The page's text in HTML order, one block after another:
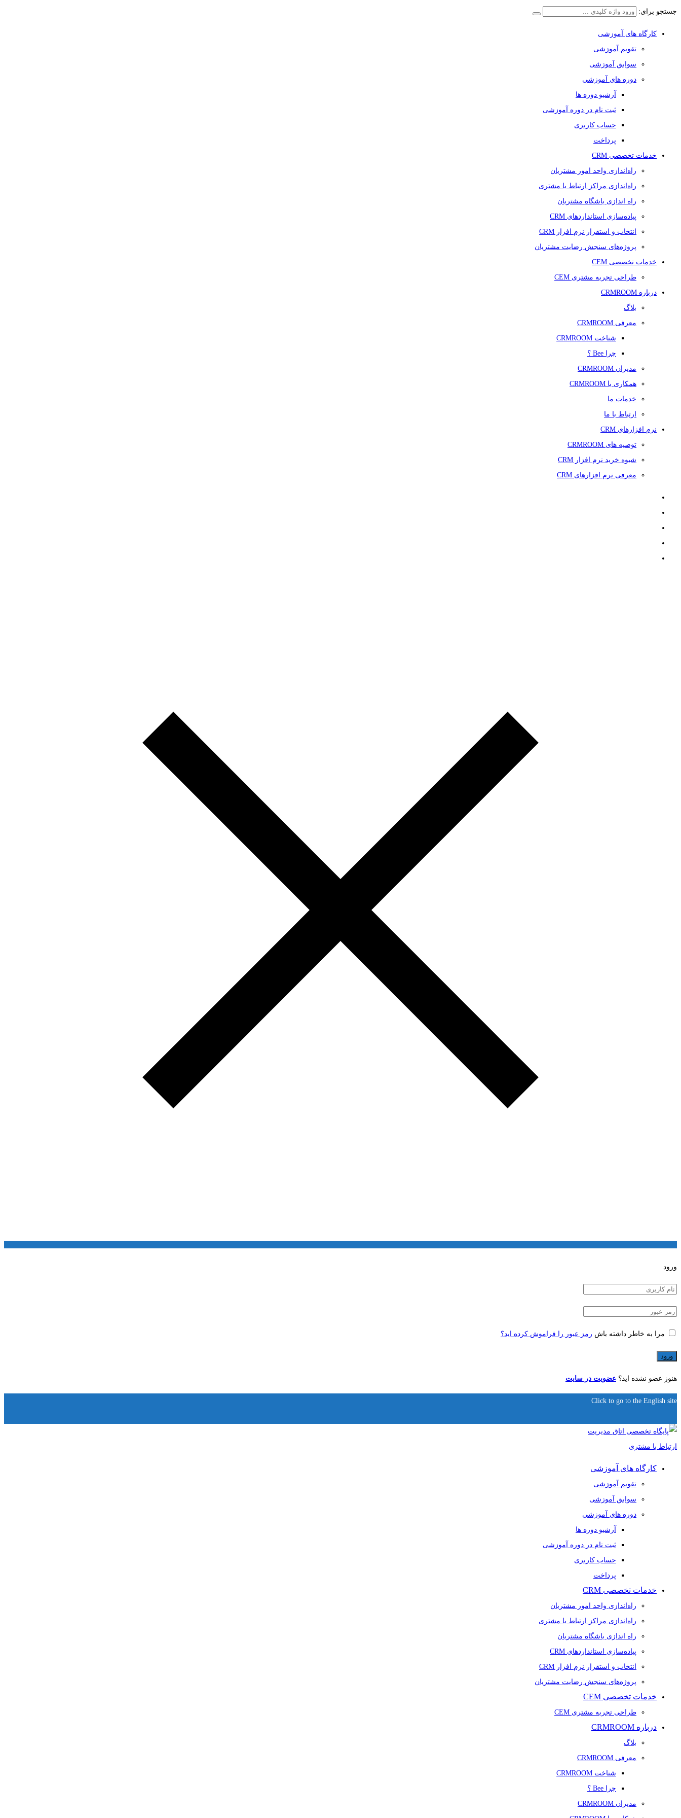
جستجو برای:
کارگاه های آموزشی
تقویم آموزشی
سوابق آموزشی
دوره های آموزشی
آرشیو دوره ها
ثبت نام در دوره آموزشی
حساب کاربری
پرداخت
خدمات تخصصی CRM
راه‌اندازی واحد امور مشتریان
راه‌اندازی مراکز ارتباط با مشتری
راه اندازی باشگاه مشتریان
پیاده‌سازی استانداردهای CRM
انتخاب و استقرار نرم افزار CRM
پروژه‌های سنجش رضایت مشتریان
خدمات تخصصی CEM
طراحی تجربه مشتری CEM
درباره CRMROOM
بلاگ
معرفی CRMROOM
شناخت CRMROOM
چرا Bee ؟
مدیران CRMROOM
همکاری با CRMROOM
خدمات ما
ارتباط با ما
نرم افزارهای CRM
توصیه های CRMROOM
شیوه خرید نرم افزار CRM
معرفی نرم افزارهای CRM
ورود
مرا به خاطر داشته باش رمز عبور را فراموش کرده اید؟
هنوز عضو نشده اید؟ عضویت در سایت
Click to go to the English site
کارگاه های آموزشی
تقویم آموزشی
سوابق آموزشی
دوره های آموزشی
آرشیو دوره ها
ثبت نام در دوره آموزشی
حساب کاربری
پرداخت
خدمات تخصصی CRM
راه‌اندازی واحد امور مشتریان
راه‌اندازی مراکز ارتباط با مشتری
راه اندازی باشگاه مشتریان
پیاده‌سازی استانداردهای CRM
انتخاب و استقرار نرم افزار CRM
پروژه‌های سنجش رضایت مشتریان
خدمات تخصصی CEM
طراحی تجربه مشتری CEM
درباره CRMROOM
بلاگ
معرفی CRMROOM
شناخت CRMROOM
چرا Bee ؟
مدیران CRMROOM